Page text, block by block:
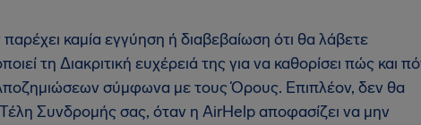
καμία εγγύηση ή διαβεβαίωση ότι θα λάβετε
τη Διακριτική ευχέρειά της για να καθορίσει πώς και
σύμφωνα με τους Όρους. Επιπλέον, δεν θα
Συνδρομής σας, όταν η AirHelp αποφασίζει να μην